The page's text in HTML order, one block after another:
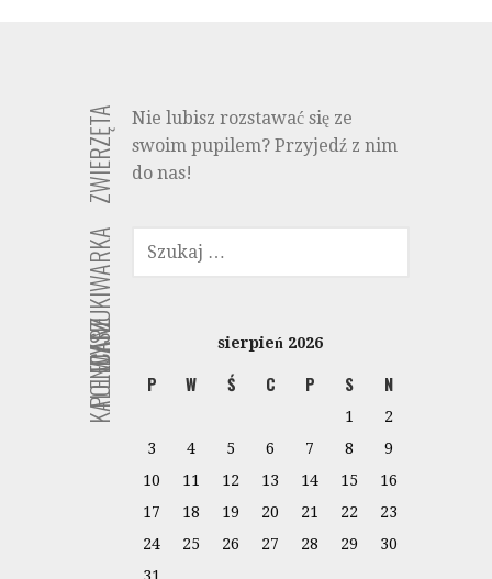
ZWIERZĘTA
Nie lubisz rozstawać się ze
swoim pupilem? Przyjedź z nim
do nas!
WYSZUKIWARKA SZUKAJ:
KALENDARZ sierpień 2026
P W Ś C P S N
1
2
3
4 5 6 7 8
9
10
11 12 13 14 15
16
17
18 19 20 21 22
23
24
25 26 27 28 29
30
31
POLECANE